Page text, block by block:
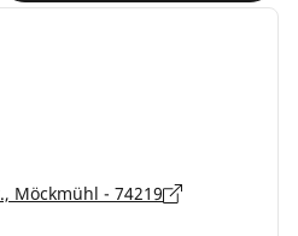
Möckmühl - 74219